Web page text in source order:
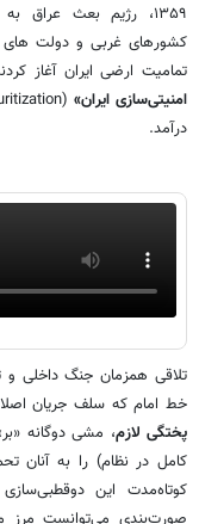
۱۳۵۹، رژیم بعث عراق
کشورهای غربی و دولت های
تمامیت ارضی ایران آغاز
امنیتی‌سازی ایران»
درآمد.
تلاقی همزمان جنگ داخلی
خط امام که سلف جریان
پختگی لازم، مشی دوگانه
کامل در نظام) را به آنان
کوتاه‌مدت این